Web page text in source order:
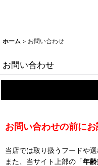
ホーム > お問い合わせ
お問い合わせ
お問い合わせの前に
当店では取り扱うフードや
また、当サイト上部の「年